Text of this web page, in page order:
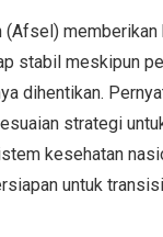
stabil meskipun
dihentikan.
strategi
kesehatan
untuk